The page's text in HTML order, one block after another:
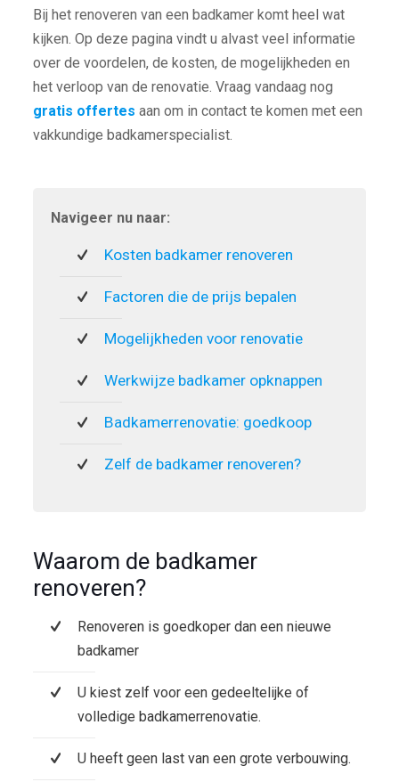
Bij het renoveren van een badkamer komt heel wat
kijken. Op deze pagina vindt u alvast veel informatie
over de voordelen, de kosten, de mogelijkheden en
het verloop van de renovatie. Vraag vandaag nog
gratis offertes aan om in contact te komen met een
vakkundige badkamerspecialist.
Navigeer nu naar:
Kosten badkamer renoveren
Factoren die de prijs bepalen
Mogelijkheden voor renovatie
Werkwijze badkamer opknappen
Badkamerrenovatie: goedkoop
Zelf de badkamer renoveren?
Waarom de badkamer
renoveren?
Renoveren is goedkoper dan een nieuwe
badkamer
U kiest zelf voor een gedeeltelijke of
volledige badkamerrenovatie.
U heeft geen last van een grote verbouwing.